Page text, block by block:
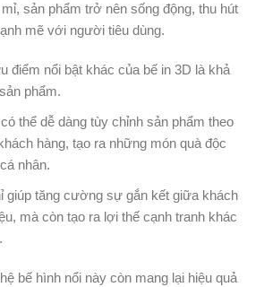
sản phẩm trở nên sống động, thu hút
mẽ với người tiêu dùng.
điểm nổi bật khác của bế in 3D là khả
phẩm.
thể dễ dàng tùy chỉnh sản phẩm theo
hàng, tạo ra những món quà độc
nhân.
giúp tăng cường sự gắn kết giữa khách
mà còn tạo ra lợi thế cạnh tranh khác
bế hình nổi này còn mang lại hiệu quả